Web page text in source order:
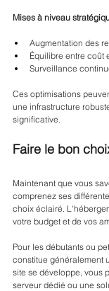
Mises à niveau
Augmentation des
Équilibre entre coût
Surveillance
Ces optimisations
une infrastructure
significative.
Faire le bon
Maintenant que vous
comprenez ses
choix éclairé.
votre budget et de vos
Pour les débutants ou
constitue généralement
site se développe, vous
serveur dédié ou une